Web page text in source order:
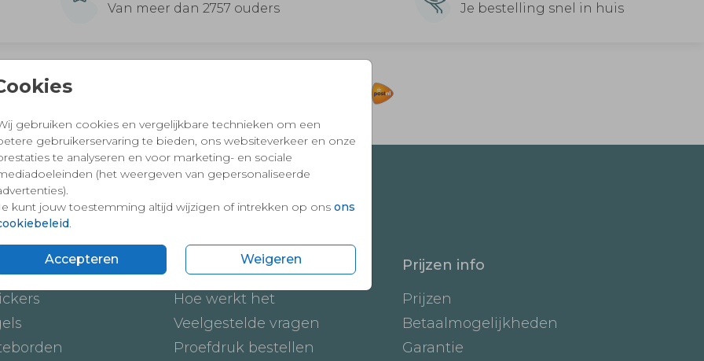
gebruiken cookies en vergelijkbare technieken om een
gebruikerservaring te bieden, ons websiteverkeer en onze
te analyseren en voor marketing- en sociale
(het weergeven van gepersonaliseerde
kunt jouw toestemming altijd wijzigen of intrekken op ons ons
Accepteren Weigeren
Van meer dan 2757 ouders Je bestelling snel in huis
vertrouwd winkelen en betalen
Onze service
Hoe werkt het
Veelgestelde vragen
Proefdruk bestellen
Prijzen info
Prijzen
Betaalmogelijkheden
Garantie